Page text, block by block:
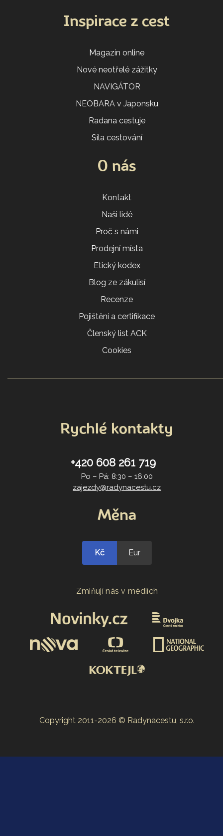
Inspirace z cest
Magazín online
Nové neotřelé zážitky
NAVIGÁTOR
NEOBARA v Japonsku
Radana cestuje
Síla cestování
O nás
Kontakt
Naši lidé
Proč s námi
Prodejní místa
Etický kodex
Blog ze zákulisí
Recenze
Pojištění a certifikace
Členský list ACK
Cookies
Rychlé kontakty
+420 608 261 719
Po – Pá: 8:30 – 16:00
zajezdy@radynacestu.cz
Měna
Kč Eur
Zmiňují nás v médiích
Copyright 2011-2026 © Radynacestu, s.r.o.